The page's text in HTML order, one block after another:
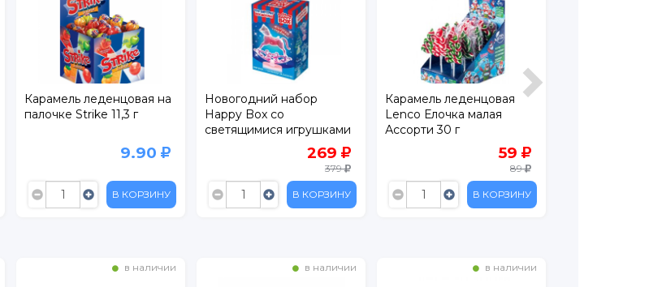
Карамель леденцовая на
палочке Strike 11,3 г
9.90
В КОРЗИНУ
Новогодний набор
Happy Box со
светящимися игрушками
269
379
В КОРЗИНУ
Карамель леденцовая
Lenco Елочка малая
Ассорти 30 г
59
89
В КОРЗИНУ
в наличии в наличии в наличии